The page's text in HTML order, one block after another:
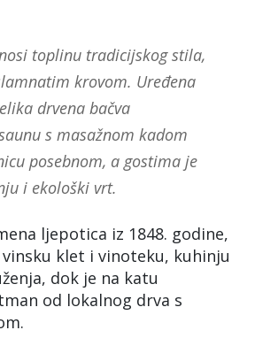
toplinu tradicijskog stila,
krovom. Uređena
drvena bačva
s masažnom kadom
posebnom, a gostima je
i ekološki vrt.
ljepotica iz 1848. godine,
klet i vinoteku, kuhinju
dok je na katu
od lokalnog drva s